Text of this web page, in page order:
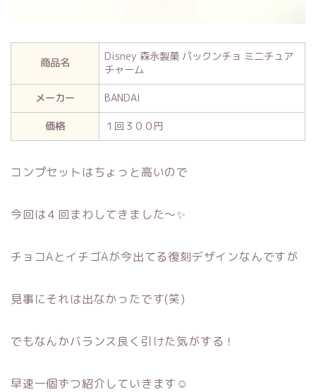
商品名
Disney 森永製菓 パックンチョ ミニチュア
チャーム
メーカー
BANDAI
価格
１回３００円
コンプセットはちょっと高いので
今回は４回まわしてきました～✨
チョコAとイチゴAが今出てる復刻デザインなんですが
見事にそれは出なかったです(笑)
でもなんかバランス良く引けた気がする！
早速一個ずつ紹介していきます☺